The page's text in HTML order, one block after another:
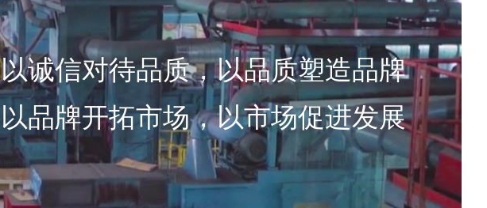
以诚信对待品质，以品质塑造品牌
以品牌开拓市场，以市场促进发展